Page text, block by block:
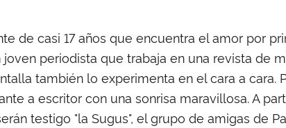
de casi 17 años que encuentra el amor por
joven periodista que trabaja en una revista de
también lo experimenta en el cara a cara.
a escritor con una sonrisa maravillosa. A
testigo "la Sugus", el grupo de amigas de